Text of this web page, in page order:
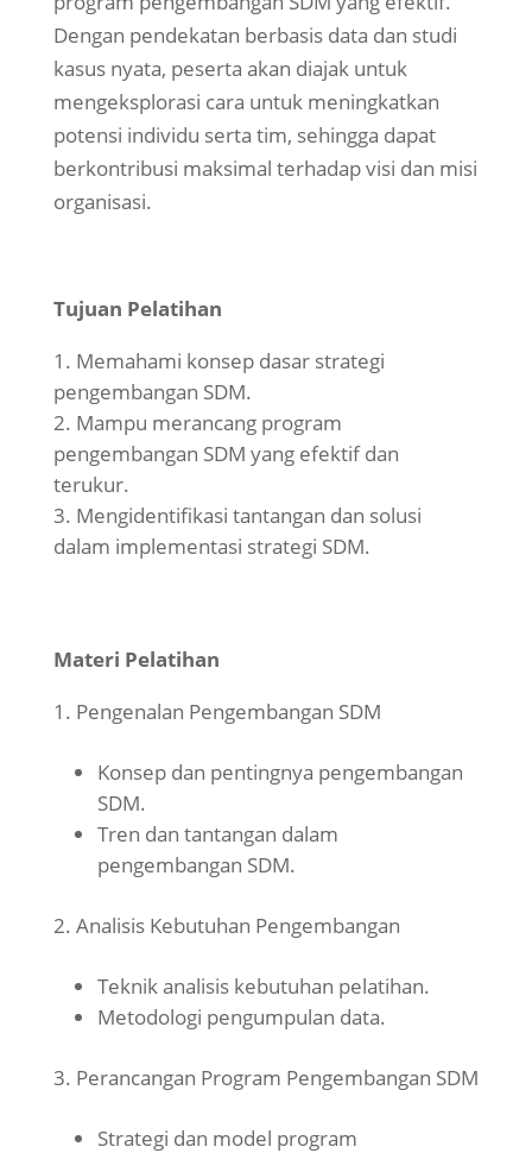
Dengan pendekatan berbasis data dan studi
kasus nyata, peserta akan diajak untuk
mengeksplorasi cara untuk meningkatkan
potensi individu serta tim, sehingga dapat
berkontribusi maksimal terhadap visi dan misi
organisasi.
Tujuan Pelatihan
Memahami konsep dasar strategi
pengembangan SDM.
Mampu merancang program
pengembangan SDM yang efektif dan
terukur.
Mengidentifikasi tantangan dan solusi
dalam implementasi strategi SDM.
Materi Pelatihan
Pengenalan Pengembangan SDM
Konsep dan pentingnya pengembangan
SDM.
Tren dan tantangan dalam
pengembangan SDM.
Analisis Kebutuhan Pengembangan
Teknik analisis kebutuhan pelatihan.
Metodologi pengumpulan data.
Perancangan Program Pengembangan SDM
Strategi dan model program